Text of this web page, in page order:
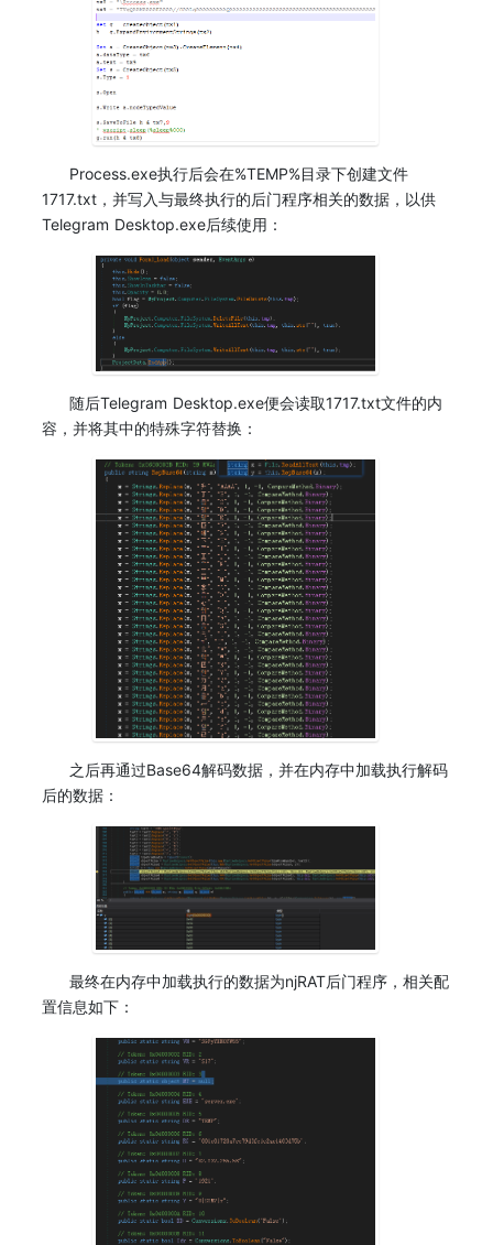
Process.exe执行后会在%TEMP%目录下创建文件
1717.txt，并写入与最终执行的后门程序相关的数据，以供
Telegram Desktop.exe后续使用：
随后Telegram Desktop.exe便会读取1717.txt文件的内
容，并将其中的特殊字符替换：
之后再通过Base64解码数据，并在内存中加载执行解码
后的数据：
最终在内存中加载执行的数据为njRAT后门程序，相关配
置信息如下：